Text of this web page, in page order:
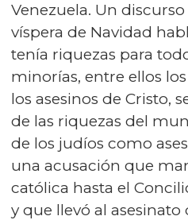
Venezuela. Un
víspera de Navidad
tenía riquezas para
minorías, entre ellos
los asesinos de Cristo,
de las riquezas del
de los judíos como
una acusación que
católica hasta el
y que llevó al